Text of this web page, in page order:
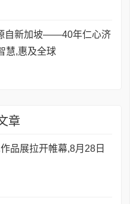
自新加坡——40年仁心济
慧,惠及全球
章
品展拉开帷幕,8月28日